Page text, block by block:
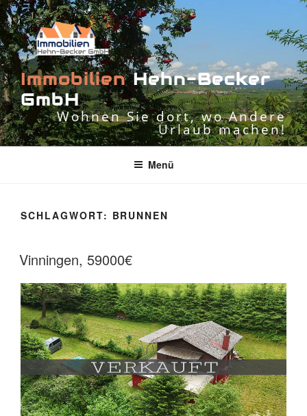
Zum
Inhalt
springen
Immobilien Hehn-Becker
GmbH
Wohnen Sie dort, wo Andere
Urlaub machen!
Menü
SCHLAGWORT: BRUNNEN
Vinningen, 59000€